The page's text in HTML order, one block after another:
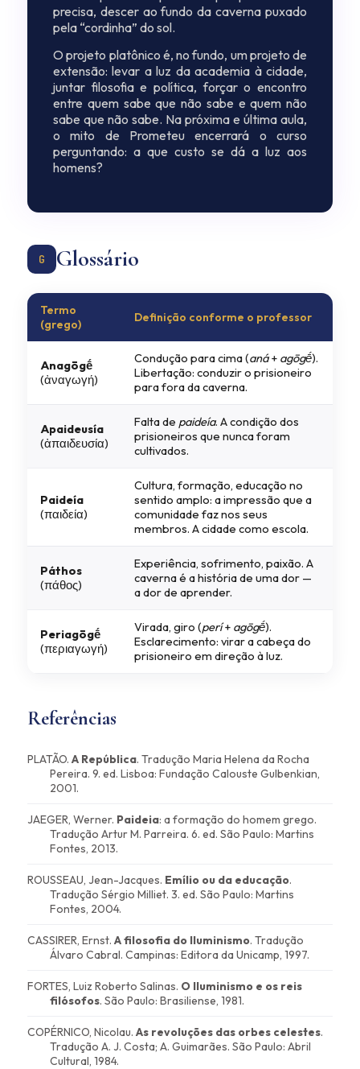
precisa, descer ao fundo da caverna puxado
pela “cordinha” do sol.
O projeto platônico é, no fundo, um projeto de
extensão: levar a luz da academia à cidade,
juntar filosofia e política, forçar o encontro
entre quem sabe que não sabe e quem não
sabe que não sabe. Na próxima e última aula,
o mito de Prometeu encerrará o curso
perguntando: a que custo se dá a luz aos
homens?
G Glossário
Termo
(grego)
Definição conforme o professor
Anagōgḗ
(ἀναγωγή)
Condução para cima (aná+ agōgḗ).
Libertação: conduzir o prisioneiro
para fora da caverna.
Apaideusía
(ἀπαιδευσία)
Falta de paideía. A condição dos
prisioneiros que nunca foram
cultivados.
Paideía
(παιδεία)
Cultura, formação, educação no
sentido amplo: a impressão que a
comunidade faz nos seus
membros. A cidade como escola.
Páthos
(πάθος)
Experiência, sofrimento, paixão. A
caverna é a história de uma dor —
a dor de aprender.
Periagōgḗ
(περιαγωγή)
Virada, giro (perí+ agōgḗ).
Esclarecimento: virar a cabeça do
prisioneiro em direção à luz.
Referências
PLATÃO. A República. Tradução Maria Helena da Rocha
Pereira. 9. ed. Lisboa: Fundação Calouste Gulbenkian,
2001.
JAEGER, Werner. Paideia: a formação do homem grego.
Tradução Artur M. Parreira. 6. ed. São Paulo: Martins
Fontes, 2013.
ROUSSEAU, Jean-Jacques. Emílio ou da educação.
Tradução Sérgio Milliet. 3. ed. São Paulo: Martins
Fontes, 2004.
CASSIRER, Ernst. A filosofia do Iluminismo. Tradução
Álvaro Cabral. Campinas: Editora da Unicamp, 1997.
FORTES, Luiz Roberto Salinas. O Iluminismo e os reis
filósofos. São Paulo: Brasiliense, 1981.
COPÉRNICO, Nicolau. As revoluções das orbes celestes.
Tradução A. J. Costa; A. Guimarães. São Paulo: Abril
Cultural, 1984.